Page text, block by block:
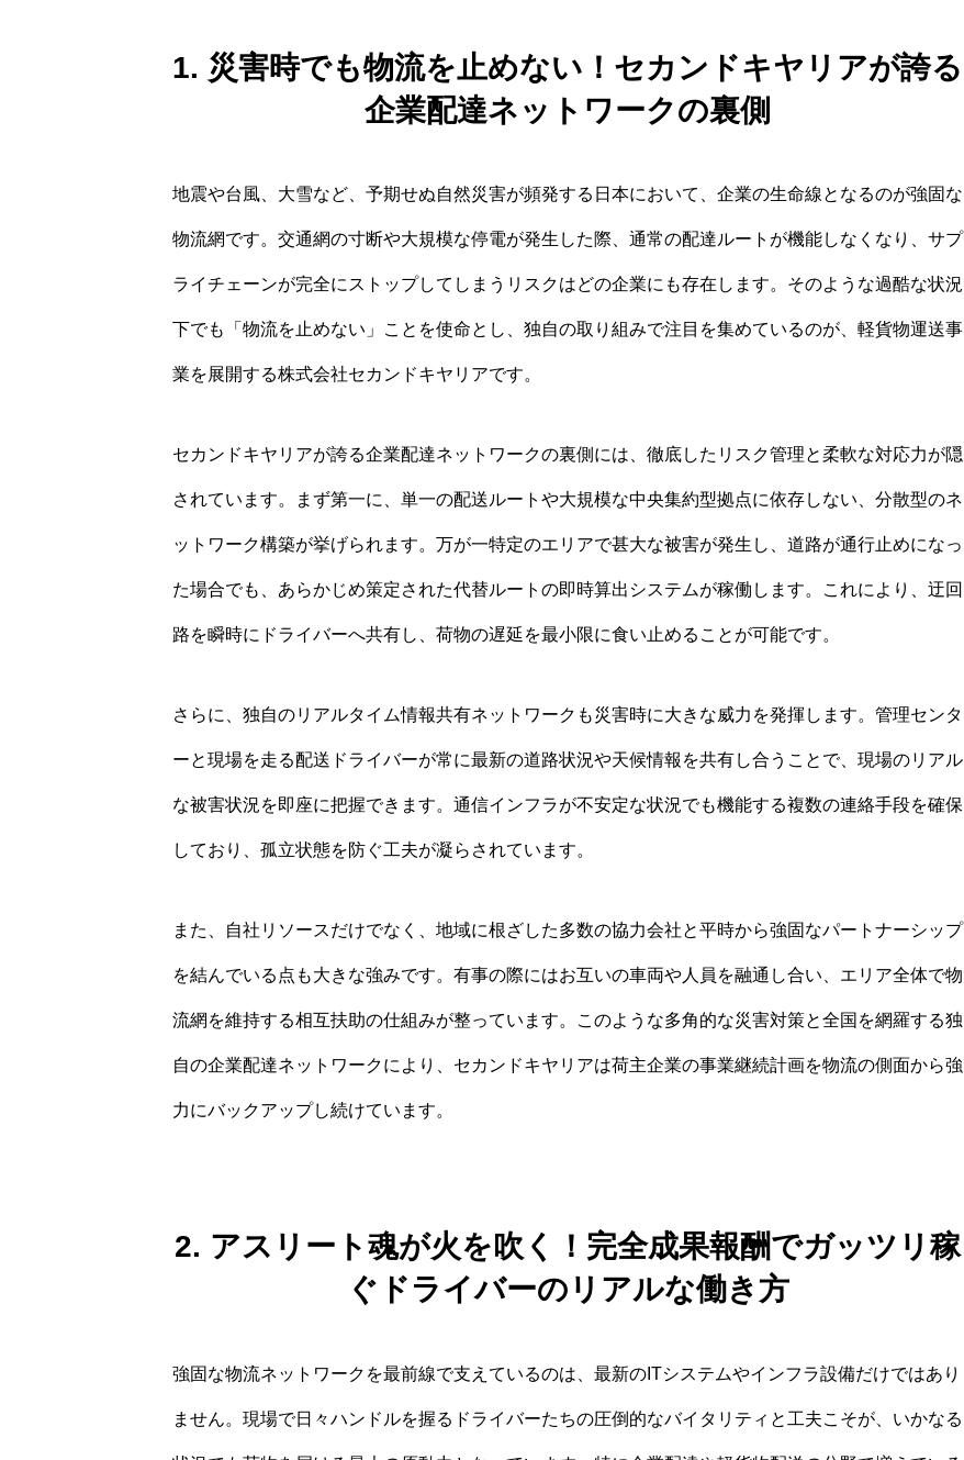
1. 災害時でも物流を止めない！セカンドキヤリアが誇る
企業配達ネットワークの裏側
地震や台風、大雪など、予期せぬ自然災害が頻発する日本において、企業の生命線となるのが強固な
物流網です。交通網の寸断や大規模な停電が発生した際、通常の配達ルートが機能しなくなり、サプ
ライチェーンが完全にストップしてしまうリスクはどの企業にも存在します。そのような過酷な状況
下でも「物流を止めない」ことを使命とし、独自の取り組みで注目を集めているのが、軽貨物運送事
業を展開する株式会社セカンドキヤリアです。
セカンドキヤリアが誇る企業配達ネットワークの裏側には、徹底したリスク管理と柔軟な対応力が隠
されています。まず第一に、単一の配送ルートや大規模な中央集約型拠点に依存しない、分散型のネ
ットワーク構築が挙げられます。万が一特定のエリアで甚大な被害が発生し、道路が通行止めになっ
た場合でも、あらかじめ策定された代替ルートの即時算出システムが稼働します。これにより、迂回
路を瞬時にドライバーへ共有し、荷物の遅延を最小限に食い止めることが可能です。
さらに、独自のリアルタイム情報共有ネットワークも災害時に大きな威力を発揮します。管理センタ
ーと現場を走る配送ドライバーが常に最新の道路状況や天候情報を共有し合うことで、現場のリアル
な被害状況を即座に把握できます。通信インフラが不安定な状況でも機能する複数の連絡手段を確保
しており、孤立状態を防ぐ工夫が凝らされています。
また、自社リソースだけでなく、地域に根ざした多数の協力会社と平時から強固なパートナーシップ
を結んでいる点も大きな強みです。有事の際にはお互いの車両や人員を融通し合い、エリア全体で物
流網を維持する相互扶助の仕組みが整っています。このような多角的な災害対策と全国を網羅する独
自の企業配達ネットワークにより、セカンドキヤリアは荷主企業の事業継続計画を物流の側面から強
力にバックアップし続けています。
2. アスリート魂が火を吹く！完全成果報酬でガッツリ稼
ぐドライバーのリアルな働き方
強固な物流ネットワークを最前線で支えているのは、最新のITシステムやインフラ設備だけではあり
ません。現場で日々ハンドルを握るドライバーたちの圧倒的なバイタリティと工夫こそが、いかなる